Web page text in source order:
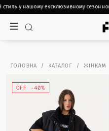
у нашому ексклюзивному
ГОЛОВНА КАТАЛОГ ЖІНКАМ
OFF -40%